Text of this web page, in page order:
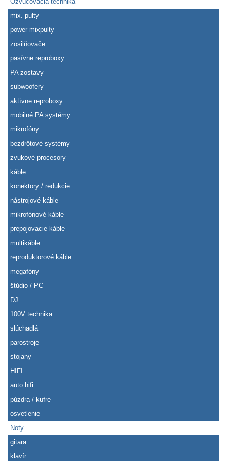
mix. pulty
power mixpulty
zosilňovače
pasívne reproboxy
PA zostavy
subwoofery
aktívne reproboxy
mobilné PA systémy
mikrofóny
bezdrôtové systémy
zvukové procesory
káble
konektory / redukcie
nástrojové káble
mikrofónové káble
prepojovacie káble
multikáble
reproduktorové káble
megafóny
štúdio / PC
DJ
100V technika
slúchadlá
parostroje
stojany
HIFI
auto hifi
púzdra / kufre
osvetlenie
Noty
gitara
klavír